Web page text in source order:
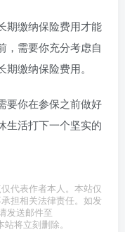
期缴纳保险费用才能
，需要你充分考虑自
缴纳保险费用。
要你在参保之前做好
生活打下一个坚实的
代表作者本人。本站仅
担相关法律责任。如发
发送邮件至
将立刻删除。